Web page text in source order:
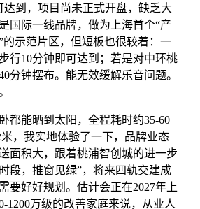
达到，项目尚未正式开盘，缺乏大
国际一线品牌，做为上海首个“产
的示范片区，但短板也很较着：一
行10分钟即可达到；若是对中环桃
分钟摆布。能无效缓解乐音问题。
能晒到太阳，全程耗时约35-60
，我实地体验了一下，品牌业态
面积大，跟着桃浦智创城的进一步
段，推窗见绿”，将来四轨交建成
要好好规划。估计会正在2027年上
1200万级的改善家庭来说，从业人